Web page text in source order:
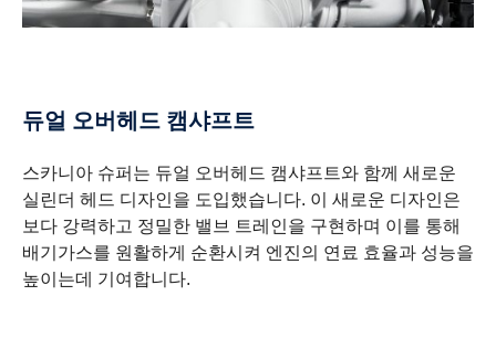
듀얼 오버헤드 캠샤프트
스카니아 슈퍼는 듀얼 오버헤드 캠샤프트와 함께 새로운
실린더 헤드 디자인을 도입했습니다. 이 새로운 디자인은
보다 강력하고 정밀한 밸브 트레인을 구현하며 이를 통해
배기가스를 원활하게 순환시켜 엔진의 연료 효율과 성능을
높이는데 기여합니다.